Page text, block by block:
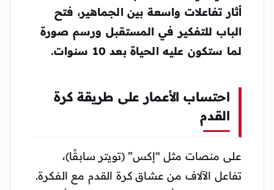
أثار تفاعلات واسعة بين الجماهير، فتح
الباب للتفكير في المستقبل ورسم صورة
لما ستكون عليه الحياة بعد 10 سنوات.
احتساب الأعمار على طريقة كرة
القدم
على منصات مثل “إكس” (تويتر سابقًا)،
تفاعل الآلاف من عشاق كرة القدم مع الفكرة.